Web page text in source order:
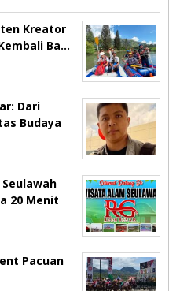
Kreator
Ba…
Dari
Budaya
20 Menit
Pacuan